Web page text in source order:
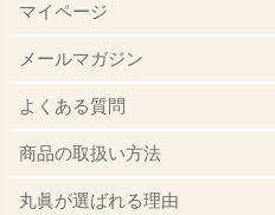
マイページ
メールマガジン
よくある質問
商品の取扱い方法
丸眞が選ばれる理由